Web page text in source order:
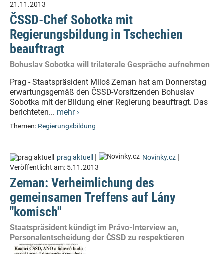
21.11.2013
ČSSD-Chef Sobotka mit
Regierungsbildung in Tschechien
beauftragt
Bohuslav Sobotka will trilaterale Gespräche aufnehmen
Prag - Staatspräsident Miloš Zeman hat am Donnerstag
erwartungsgemäß den ČSSD-Vorsitzenden Bohuslav
Sobotka mit der Bildung einer Regierung beauftragt. Das
berichteten... mehr ›
Themen: Regierungsbildung
prag aktuell | Novinky.cz |
Veröffentlicht am: 5.11.2013
Zeman: Verheimlichung des
gemeinsamen Treffens auf Lány
"komisch"
Staatspräsident kündigt im Právo-Interview an,
Personalentscheidung der ČSSD zu respektieren